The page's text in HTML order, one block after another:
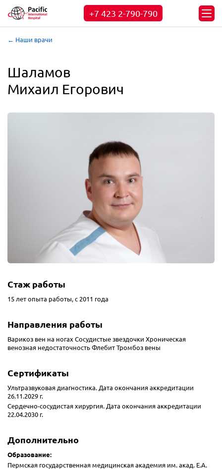
+7 423 2-790-790
← Наши врачи
Шаламов
Михаил Егорович
Стаж работы
15 лет опыта работы, с 2011 года
Направления работы
Варикоз вен на ногах Сосудистые звездочки Хроническая
венозная недостаточность Флебит Тромбоз вены
Сертификаты
Ультразвуковая диагностика. Дата окончания аккредитации
26.11.2029 г.
Сердечно-сосудистая хирургия. Дата окончания аккредитации
22.04.2030 г.
Дополнительно
Образование:
Пермская государственная медицинская академия им. акад. Е.А.